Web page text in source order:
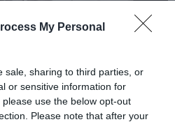
My Personal
sale, sharing to third parties, or
or sensitive information for
use the below opt-out
Please note that after your
έρωτες του
– Οι
πρωτοσέλιδα